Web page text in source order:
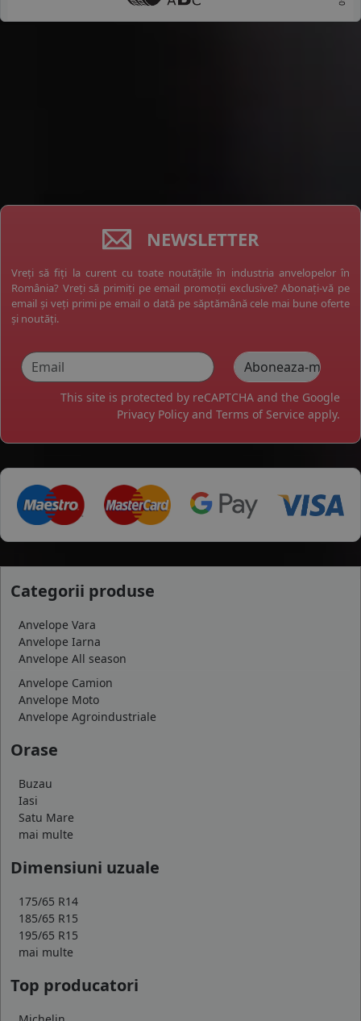
NEWSLETTER
Vreți să fiți la curent cu toate noutățile în industria anvelopelor în
România? Vreți să primiți pe email promoții exclusive? Abonați-vă pe
email și veți primi pe email o dată pe săptămână cele mai bune oferte
și noutăți.
This site is protected by reCAPTCHA and the Google
Privacy Policy and Terms of Service apply.
Categorii produse
Anvelope Vara
Anvelope Iarna
Anvelope All season
Anvelope Camion
Anvelope Moto
Anvelope Agroindustriale
Orase
Buzau
Iasi
Satu Mare
mai multe
Dimensiuni uzuale
175/65 R14
185/65 R15
195/65 R15
mai multe
Top producatori